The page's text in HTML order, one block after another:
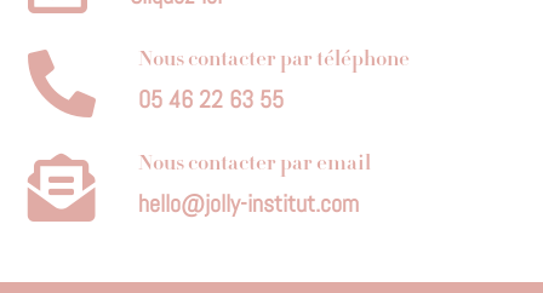
 Nous contacter par téléphone
05 46 22 63 55
 Nous contacter par email
hello@jolly-institut.com